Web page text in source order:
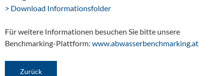
> Download Informationsfolder
Für weitere Informationen besuchen Sie bitte unsere
Benchmarking-Plattform: www.abwasserbenchmarking.at
Zurück